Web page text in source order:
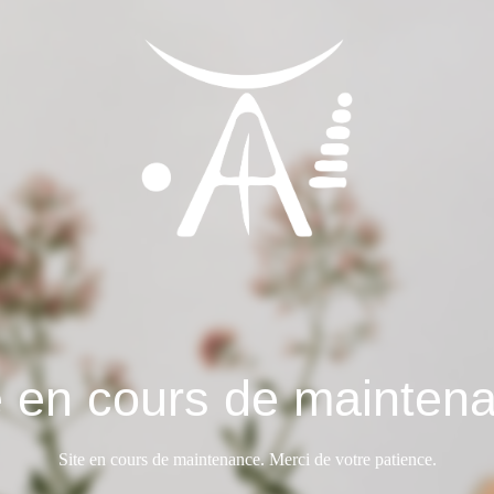
en cours de
Site en cours de maintenance. Merci de votre patience.